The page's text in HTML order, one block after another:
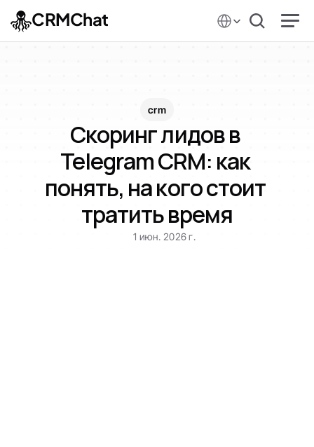
crm
Скоринг лидов в
Telegram CRM: как
понять, на кого стоит
тратить время
1 июн. 2026 г.
CRMChat